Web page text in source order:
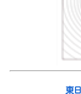
東